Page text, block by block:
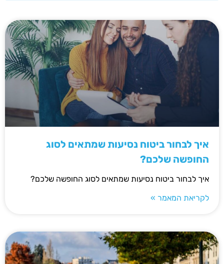
איך לבחור ביטוח נסיעות שמתאים לסוג
החופשה שלכם?
איך לבחור ביטוח נסיעות שמתאים לסוג החופשה שלכם?
לקריאת המאמר »